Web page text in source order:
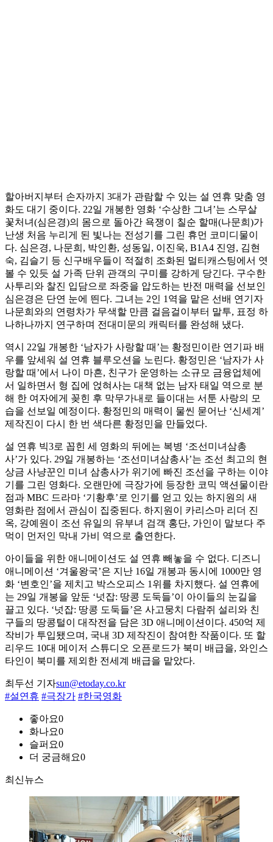
할아버지부터 손자까지 3대가 관람할 수 있는 설 연휴 맞춤 영
화도 대기 중이다. 22일 개봉한 영화 ‘수상한 그녀’는 스무살
꽃처녀(심은경)의 몸으로 돌아간 욕쟁이 칠순 할매(나문희)가
난생 처음 누리게 된 빛나는 전성기를 그린 휴먼 코미디물이
다. 심은경, 나문희, 박인환, 성동일, 이진욱, B1A4 진영, 김현
숙, 김슬기 등 신구배우들이 적절히 조화된 멀티캐스팅에서 엿
볼 수 있듯 설 가족 단위 관객의 구미를 강하게 당긴다. 구수한
사투리와 찰진 입담으로 좌중을 압도하는 반전 매력을 선보인
심은경은 단연 눈에 띈다. 그녀는 2인 1역을 맡은 선배 연기자
나문희와의 연령차가 무색할 만큼 걸음걸이부터 말투, 표정 하
나하나까지 연구하며 전대미문의 캐릭터를 완성해 냈다.
역시 22일 개봉한 ‘남자가 사랑할 때’는 황정민이란 연기파 배
우를 앞세워 설 연휴 블루오션을 노린다. 황정민은 ‘남자가 사
랑할 때’에서 나이 마흔, 친구가 운영하는 소규모 금융업체에
서 일하면서 형 집에 얹혀사는 대책 없는 남자 태일 역으로 분
해 한 여자에게 꽂힌 후 막무가내로 들이대는 서툰 사랑의 모
습을 선보일 예정이다. 황정민의 매력이 물씬 묻어난 ‘신세계’
제작진이 다시 한 번 색다른 황정민을 만들었다.
설 연휴 빅3로 꼽힌 세 영화의 뒤에는 복병 ‘조선미녀삼총
사’가 있다. 29일 개봉하는 ‘조선미녀삼총사’는 조선 최고의 현
상금 사냥꾼인 미녀 삼총사가 위기에 빠진 조선을 구하는 이야
기를 그린 영화다. 오랜만에 극장가에 등장한 코믹 액션물이란
점과 MBC 드라마 ‘기황후’로 인기를 얻고 있는 하지원의 새
영화란 점에서 관심이 집중된다. 하지원이 카리스마 리더 진
옥, 강예원이 조선 유일의 유부녀 검객 홍단, 가인이 말보다 주
먹이 먼저인 막내 가비 역으로 출연한다.
아이들을 위한 애니메이션도 설 연휴 빼놓을 수 없다. 디즈니
애니메이션 ‘겨울왕국’은 지난 16일 개봉과 동시에 1000만 영
화 ‘변호인’을 제치고 박스오피스 1위를 차지했다. 설 연휴에
는 29일 개봉을 앞둔 ‘넛잡: 땅콩 도둑들’이 아이들의 눈길을
끌고 있다. ‘넛잡: 땅콩 도둑들’은 사고뭉치 다람쥐 설리와 친
구들의 땅콩털이 대작전을 담은 3D 애니메이션이다. 450억 제
작비가 투입됐으며, 국내 3D 제작진이 참여한 작품이다. 또 할
리우드 10대 메이저 스튜디오 오픈로드가 북미 배급을, 와인스
타인이 북미를 제외한 전세계 배급을 맡았다.
최두선 기자sun@etoday.co.kr
#설연휴 #극장가 #한국영화
좋아요0
화나요0
슬퍼요0
더 궁금해요0
최신뉴스